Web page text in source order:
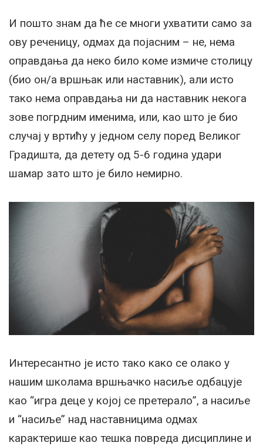
И пошто знам да ће се многи ухватити само за
ову реченицу, одмах да појасним – не, нема
оправдања да неко било коме измиче столицу
(био он/а вршњак или наставник), али исто
тако нема оправдања ни да наставник некога
зове погрдним именима, или, као што је био
случај у вртићу у једном селу поред Великог
Градишта, да детету од 5-6 година удари
шамар зато што је било немирно.
Интересантно је исто тако како се олако у
нашим школама вршњачко насиље одбацује
као “игра деце у којој се претерало”, а насиље
и “насиље” над наставницима одмах
карактерише као тешка повреда дисциплине и